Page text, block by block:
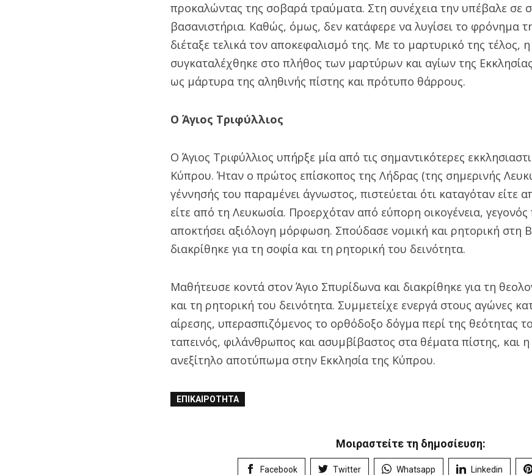
προκαλώντας της σοβαρά τραύματα. Στη συνέχεια την υπέβαλε σε
βασανιστήρια. Καθώς, όμως, δεν κατάφερε να λυγίσει το φρόνημα
διέταξε τελικά τον αποκεφαλισμό της. Με το μαρτυρικό της τέλος, η
συγκαταλέχθηκε στο πλήθος των μαρτύρων και αγίων της
ως μάρτυρα της αληθινής πίστης και πρότυπο θάρρους.
Ο Άγιος Τριφύλλιος
Ο Άγιος Τριφύλλιος υπήρξε μία από τις σημαντικότερες
Κύπρου. Ήταν ο πρώτος επίσκοπος της Λήδρας (της σημερινής
γέννησής του παραμένει άγνωστος, πιστεύεται ότι καταγόταν είτε
είτε από τη Λευκωσία. Προερχόταν από εύπορη οικογένεια,
αποκτήσει αξιόλογη μόρφωση. Σπούδασε νομική και ρητορική στη
διακρίθηκε για τη σοφία και τη ρητορική του δεινότητα.
Μαθήτευσε κοντά στον Άγιο Σπυρίδωνα και διακρίθηκε για τη
και τη ρητορική του δεινότητα. Συμμετείχε ενεργά στους αγώνες
αίρεσης, υπερασπιζόμενος το ορθόδοξο δόγμα περί της θεότητας
ταπεινός, φιλάνθρωπος και ασυμβίβαστος στα θέματα πίστης, και
ανεξίτηλο αποτύπωμα στην Εκκλησία της Κύπρου.
ΕΠΙΚΑΙΡΌΤΗΤΑ
Μοιραστείτε τη δημοσίευση:
Facebook Twitter Whatsapp Linkedin